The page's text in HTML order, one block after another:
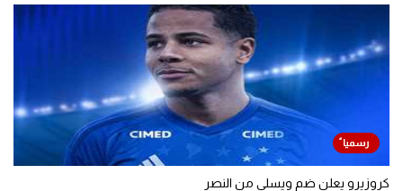
كروزيرو يعلن ضم ويسلي من النصر